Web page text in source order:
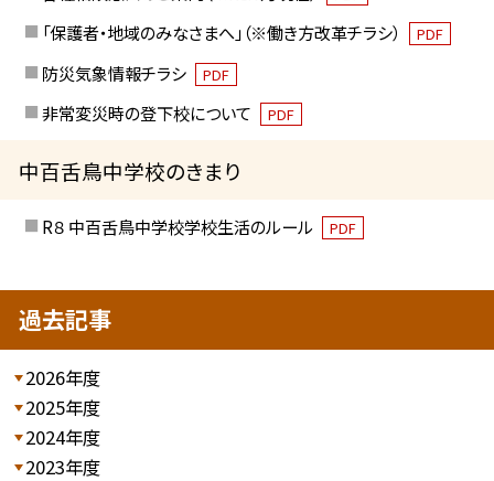
「保護者・地域のみなさまへ」（※働き方改革チラシ） PDF
防災気象情報チラシ PDF
非常変災時の登下校について PDF
中百舌鳥中学校のきまり
R８ 中百舌鳥中学校学校生活のルール PDF
過去記事
2026年度
2025年度
2024年度
2023年度